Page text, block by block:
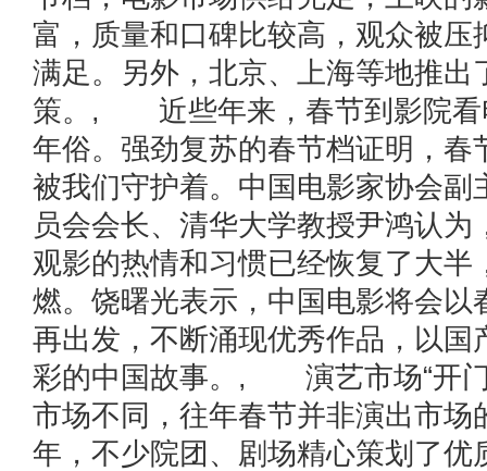
富，质量和口碑比较高，观众被压
满足。另外，北京、上海等地推出
策。, 近些年来，春节到影院看
年俗。强劲复苏的春节档证明，春
被我们守护着。中国电影家协会副
员会会长、清华大学教授尹鸿认为
观影的热情和习惯已经恢复了大半
燃。饶曙光表示，中国电影将会以
再出发，不断涌现优秀作品，以国
彩的中国故事。, 演艺市场“
市场不同，往年春节并非演出市场
年，不少院团、剧场精心策划了优